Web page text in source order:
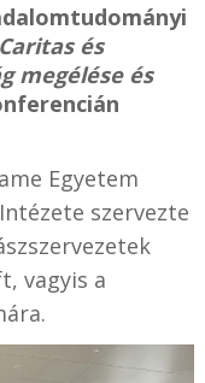
Caritas és
megélése és
Egyetem
szervezte
vagyis a